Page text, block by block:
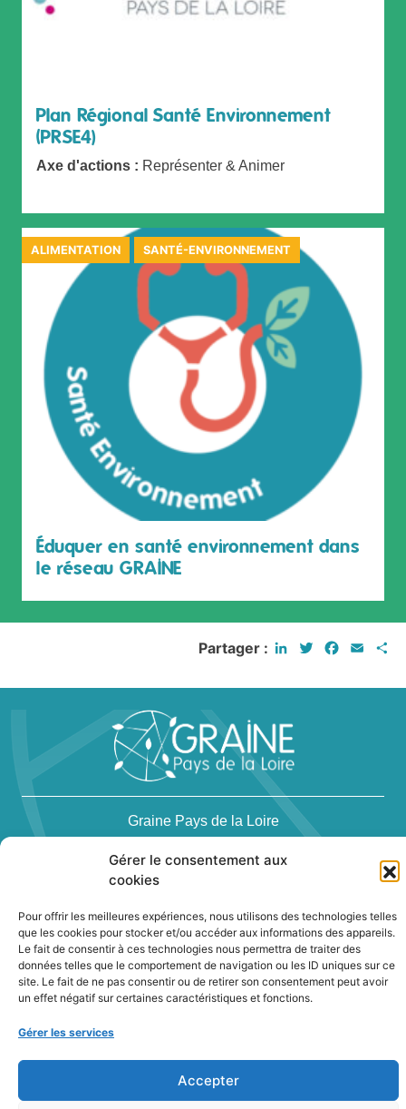
Gérer le consentement aux
cookies
Pour offrir les meilleures expériences, nous utilisons des technologies telles
que les cookies pour stocker et/ou accéder aux informations des appareils.
Le fait de consentir à ces technologies nous permettra de traiter des
données telles que le comportement de navigation ou les ID uniques sur ce
site. Le fait de ne pas consentir ou de retirer son consentement peut avoir
un effet négatif sur certaines caractéristiques et fonctions.
Gérer les services
Accepter
Plan Régional Santé Environnement
(PRSE4)
Axe d'actions : Représenter & Animer
ALIMENTATION SANTÉ-ENVIRONNEMENT
Éduquer en santé environnement dans
le réseau GRAINE
Partager : LinkedInTwitter Email
Graine Pays de la Loire
Téléphone : 02 40 94 83 51
Newsletter
Politique de confidentialité des cookies
Conditions générales